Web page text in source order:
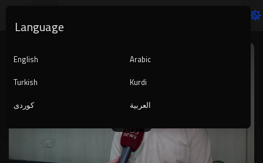
Player
Language
English
Arabic
Turkish
Kurdi
کوردی
العربية